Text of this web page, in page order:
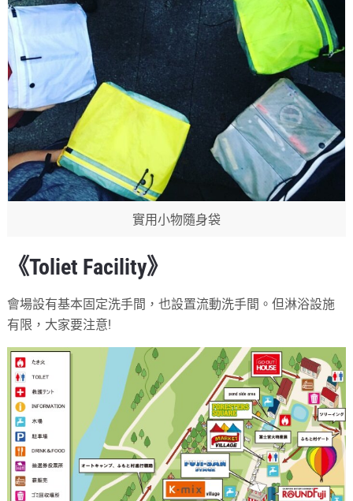
實用小物隨身袋
《Toliet Facility》
會場設有基本固定洗手間，也設置流動洗手間。但淋浴設施
有限，大家要注意!